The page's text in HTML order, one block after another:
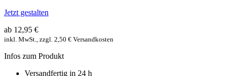
Jetzt gestalten
ab 12,95 €
inkl. MwSt., zzgl. 2,50 € Versandkosten
Infos zum Produkt
Versandfertig in 24 h